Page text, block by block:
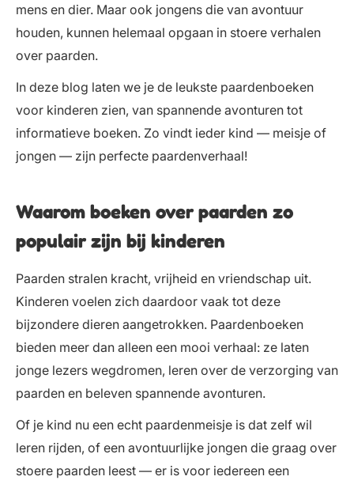
mens en dier. Maar ook jongens die van avontuur
houden, kunnen helemaal opgaan in stoere verhalen
over paarden.
In deze blog laten we je de leukste paardenboeken
voor kinderen zien, van spannende avonturen tot
informatieve boeken. Zo vindt ieder kind — meisje of
jongen — zijn perfecte paardenverhaal!
Waarom boeken over paarden zo
populair zijn bij kinderen
Paarden stralen kracht, vrijheid en vriendschap uit.
Kinderen voelen zich daardoor vaak tot deze
bijzondere dieren aangetrokken. Paardenboeken
bieden meer dan alleen een mooi verhaal: ze laten
jonge lezers wegdromen, leren over de verzorging van
paarden en beleven spannende avonturen.
Of je kind nu een echt paardenmeisje is dat zelf wil
leren rijden, of een avontuurlijke jongen die graag over
stoere paarden leest — er is voor iedereen een